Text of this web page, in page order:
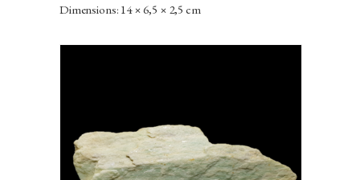
ÉTAIT :EST :
Dimensions: 14 × 6,5 × 2,5 cm
AJOUTER AU PANIER